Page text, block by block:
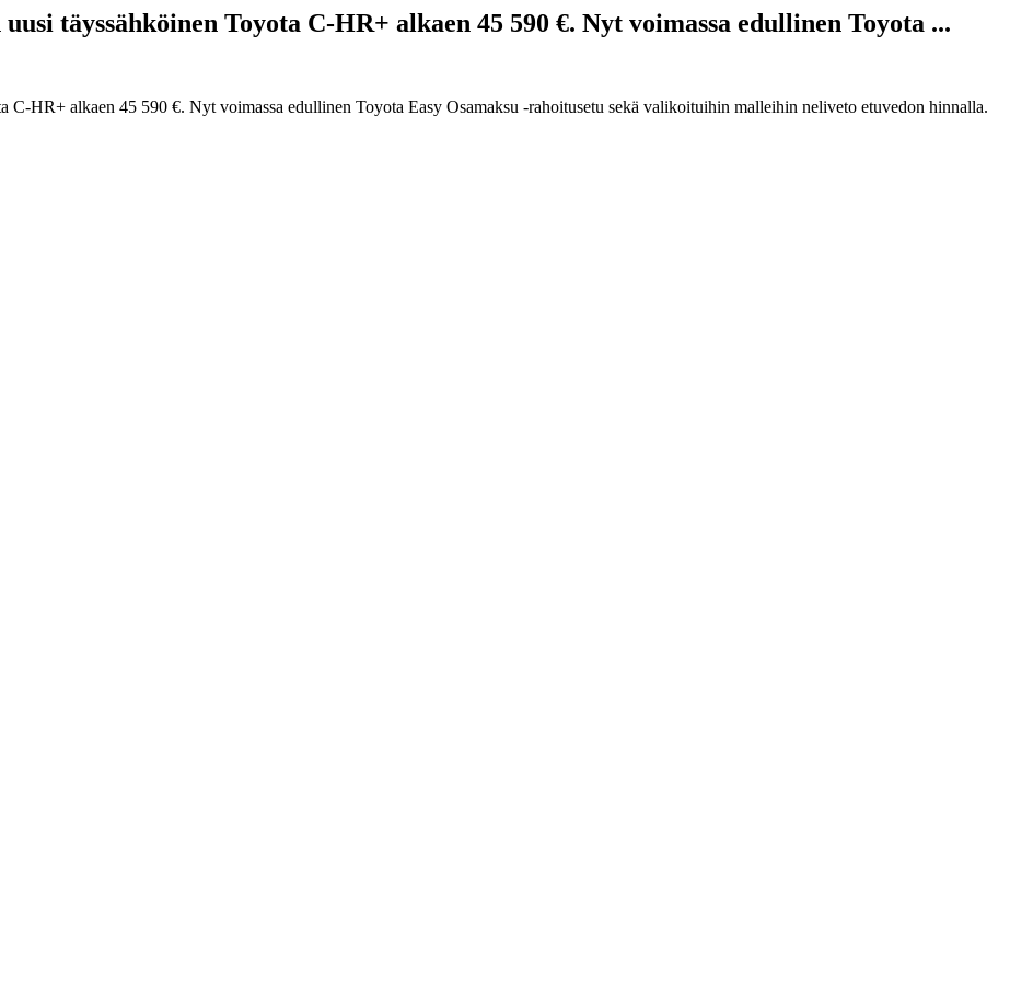
täyssähköinen Toyota C-HR+ alkaen 45 590 €. Nyt voimassa edullinen Toyota ...
C-HR+ alkaen 45 590 €. Nyt voimassa edullinen Toyota Easy Osamaksu -rahoitusetu sekä valikoituihin malleihin neliveto etuvedon hinnalla.